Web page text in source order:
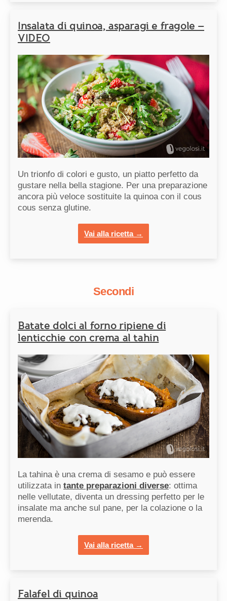
Insalata di quinoa, asparagi e fragole –
VIDEO
Un trionfo di colori e gusto, un piatto perfetto da
gustare nella bella stagione. Per una preparazione
ancora più veloce sostituite la quinoa con il cous
cous senza glutine.
Vai alla ricetta →
Secondi
Batate dolci al forno ripiene di
lenticchie con crema al tahin
La tahina è una crema di sesamo e può essere
utilizzata in tante preparazioni diverse: ottima
nelle vellutate, diventa un dressing perfetto per le
insalate ma anche sul pane, per la colazione o la
merenda.
Vai alla ricetta →
Falafel di quinoa